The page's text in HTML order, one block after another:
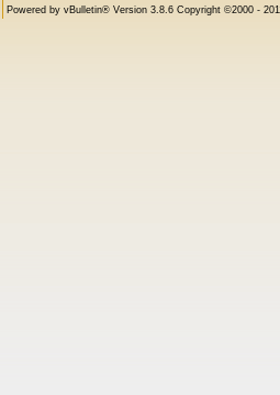
Powered by vBulletin® Version 3.8.6 Copyright ©2000 -